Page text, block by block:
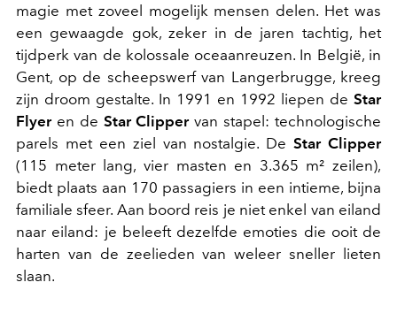
magie met zoveel mogelijk mensen delen. Het was
een gewaagde gok, zeker in de jaren tachtig, het
tijdperk van de kolossale oceaanreuzen. In België, in
Gent, op de scheepswerf van Langerbrugge, kreeg
zijn droom gestalte. In 1991 en 1992 liepen de Star
Flyeren de Star Clippervan stapel: technologische
parels met een ziel van nostalgie. DeStar Clipper
(115 meter lang, vier masten en 3.365 m² zeilen),
biedt plaats aan 170 passagiers in een intieme, bijna
familiale sfeer. Aan boord reis je niet enkel van eiland
naar eiland: je beleeft dezelfde emoties die ooit de
harten van de zeelieden van weleer sneller lieten
slaan.